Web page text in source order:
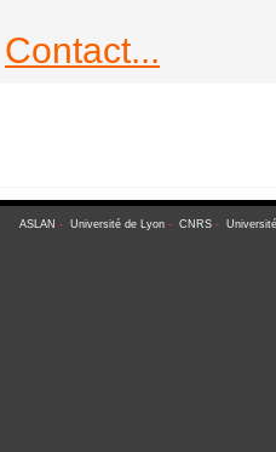
Contact...
ASLAN - Université de Lyon - CNRS -